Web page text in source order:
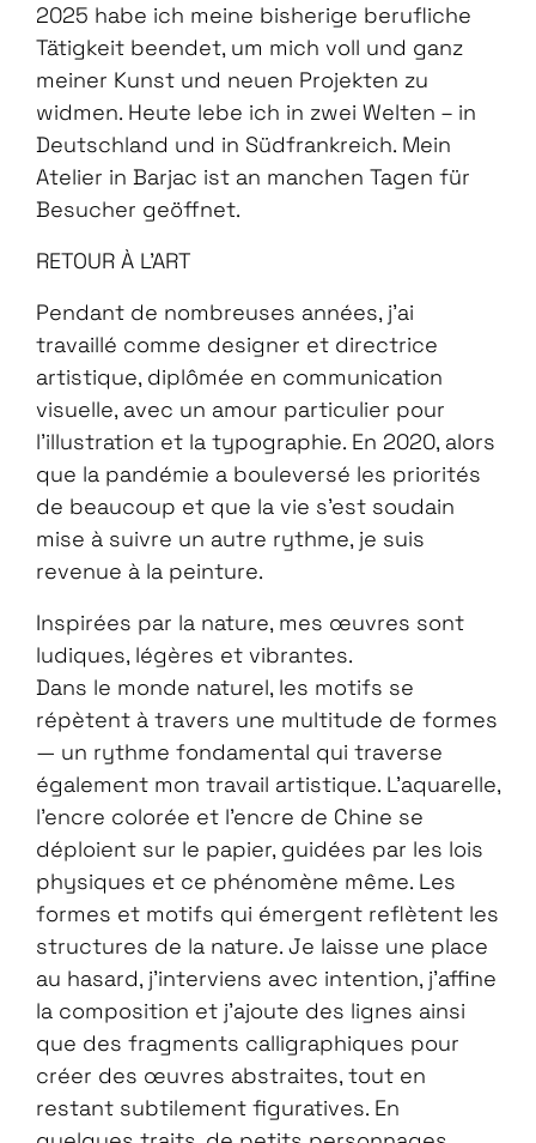
2025 habe ich meine bisherige berufliche
Tätigkeit beendet, um mich voll und ganz
meiner Kunst und neuen Projekten zu
widmen. Heute lebe ich in zwei Welten – in
Deutschland und in Südfrankreich. Mein
Atelier in Barjac ist an manchen Tagen für
Besucher geöffnet.
RETOUR À L'ART
Pendant de nombreuses années, j’ai
travaillé comme designer et directrice
artistique, diplômée en communication
visuelle, avec un amour particulier pour
l’illustration et la typographie. En 2020, alors
que la pandémie a bouleversé les priorités
de beaucoup et que la vie s’est soudain
mise à suivre un autre rythme, je suis
revenue à la peinture.
Inspirées par la nature, mes œuvres sont
ludiques, légères et vibrantes.
Dans le monde naturel, les motifs se
répètent à travers une multitude de formes
— un rythme fondamental qui traverse
également mon travail artistique. L’aquarelle,
l’encre colorée et l’encre de Chine se
déploient sur le papier, guidées par les lois
physiques et ce phénomène même. Les
formes et motifs qui émergent reflètent les
structures de la nature. Je laisse une place
au hasard, j’interviens avec intention, j’affine
la composition et j’ajoute des lignes ainsi
que des fragments calligraphiques pour
créer des œuvres abstraites, tout en
restant subtilement figuratives. En